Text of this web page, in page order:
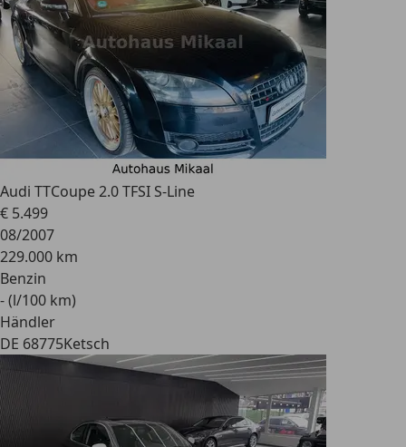
Audi TTCoupe 2.0 TFSI S-Line
€ 5.499
08/2007
229.000 km
Benzin
- (l/100 km)
Händler
DE 68775Ketsch